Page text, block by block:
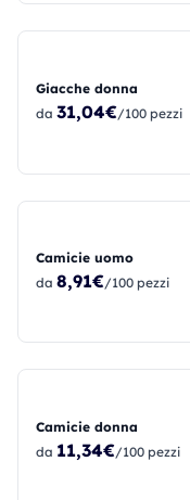
Giacche donna
da 31,04€/100 pezzi
Camicie uomo
da 8,91€/100 pezzi
Camicie donna
da 11,34€/100 pezzi